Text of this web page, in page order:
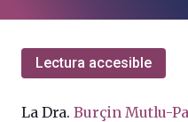
Lectura accesible
La Dra.Burçin Mutlu-